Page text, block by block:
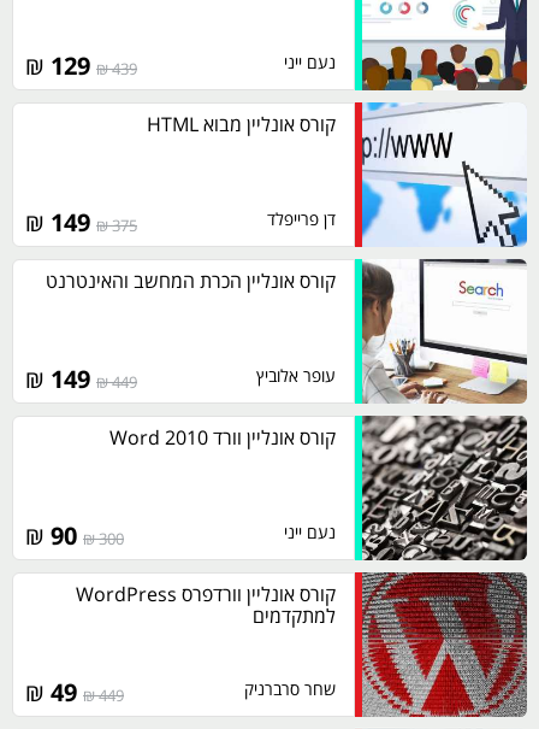
נעם ייני 439 ₪
₪
קורס אונליין מבוא HTML
דן פרייפלד 375 ₪
₪
קורס אונליין הכרת המחשב והאינטרנט
עופר אלוביץ 449 ₪
₪
קורס אונליין וורד 2010 Word
נעם ייני 300 ₪
₪
קורס אונליין וורדפרס WordPress
למתקדמים
שחר סרברניק 449 ₪
₪